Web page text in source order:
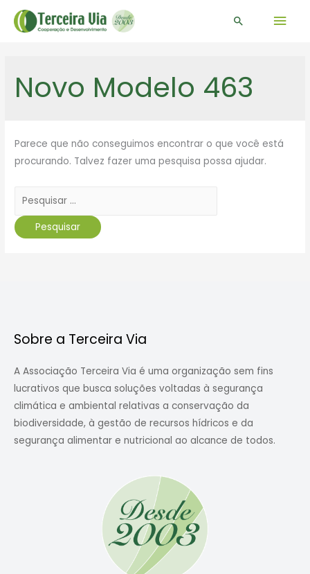
Pesquisar
Novo Modelo 463
Parece que não conseguimos encontrar o que você está
procurando. Talvez fazer uma pesquisa possa ajudar.
Pesquisar
Sobre a Terceira Via
A Associação Terceira Via é uma organização sem fins
lucrativos que busca soluções voltadas à segurança
climática e ambiental relativas a conservação da
biodiversidade, à gestão de recursos hídricos e da
segurança alimentar e nutricional ao alcance de todos.